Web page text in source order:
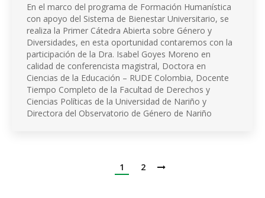
En el marco del programa de Formación Humanística
con apoyo del Sistema de Bienestar Universitario, se
realiza la Primer Cátedra Abierta sobre Género y
Diversidades, en esta oportunidad contaremos con la
participación de la Dra. Isabel Goyes Moreno en
calidad de conferencista magistral, Doctora en
Ciencias de la Educación – RUDE Colombia, Docente
Tiempo Completo de la Facultad de Derechos y
Ciencias Políticas de la Universidad de Nariño y
Directora del Observatorio de Género de Nariño
1 2